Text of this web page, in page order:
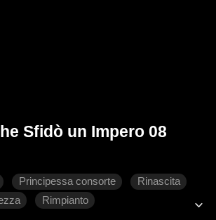
Sfidò un Impero 08
Principessa consorte
Rinascita
Rimpianto